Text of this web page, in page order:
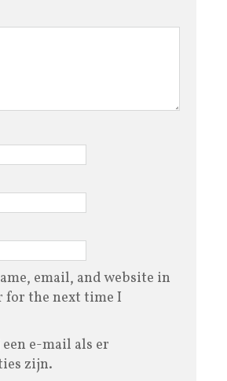
email, and website in
for the next time I
e-mail als er
zijn.